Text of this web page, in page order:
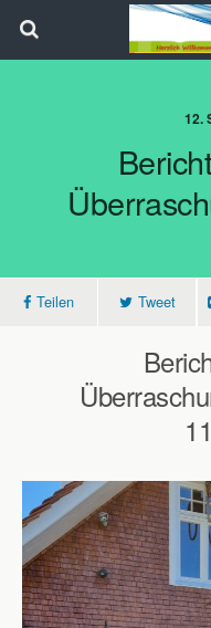
12.
Teilen Tweet